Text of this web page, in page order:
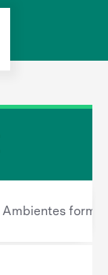
Ambientes